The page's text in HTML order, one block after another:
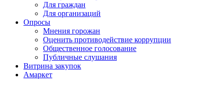
Для граждан
Для организаций
Опросы
Мнения горожан
Оценить противодействие коррупции
Общественное голосование
Публичные слушания
Витрина закупок
Амаркет